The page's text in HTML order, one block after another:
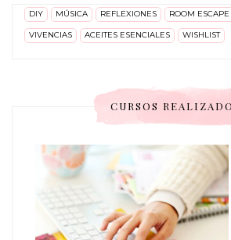
DIY MÚSICA REFLEXIONES ROOM ESCAPE
VIVENCIAS ACEITES ESENCIALES WISHLIST
CURSOS